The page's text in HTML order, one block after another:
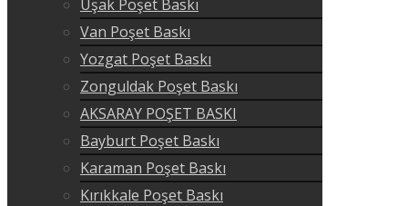
Uşak Poşet Baskı
Van Poşet Baskı
Yozgat Poşet Baskı
Zonguldak Poşet Baskı
AKSARAY POŞET BASKI
Bayburt Poşet Baskı
Karaman Poşet Baskı
Kırıkkale Poşet Baskı